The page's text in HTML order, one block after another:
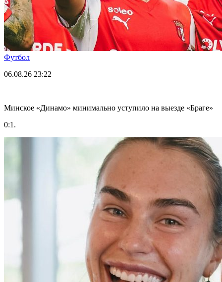
Футбол
06.08.26 23:22
Минское «Динамо» минимально уступило на выезде «Браге»
0:1.